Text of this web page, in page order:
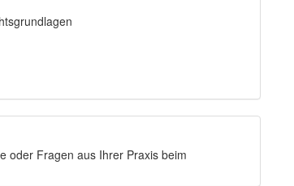
oder Fragen aus Ihrer Praxis beim